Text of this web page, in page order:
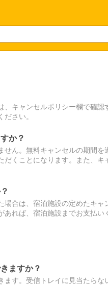
キャンセルポリシー欄で確認
さい。
か？
ん。無料キャンセルの期間を
くことになります。また、キ
合は、宿泊施設の定めたキャ
れば、宿泊施設までお支払い
ますか？
す。受信トレイに見当たらな